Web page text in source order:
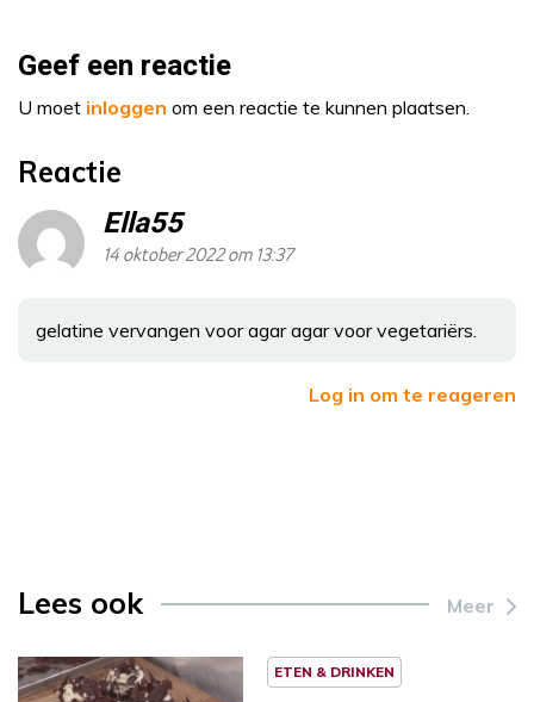
Geef een reactie
U moet inloggen om een reactie te kunnen plaatsen.
Reactie
Ella55
14 oktober 2022 om 13:37
gelatine vervangen voor agar agar voor vegetariërs.
Log in om te reageren
Lees ook Meer
ETEN & DRINKEN